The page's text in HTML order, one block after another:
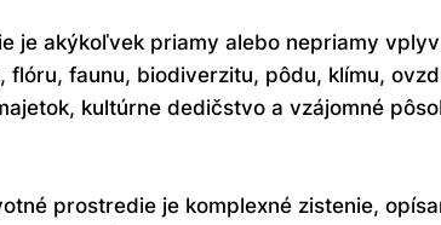
je akýkoľvek priamy alebo nepriamy
faunu, biodiverzitu, pôdu, klímu,
kultúrne dedičstvo a vzájomné
prostredie je komplexné zistenie,